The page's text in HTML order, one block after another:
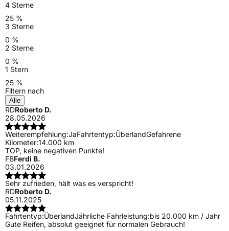
4 Sterne
25 %
3 Sterne
0 %
2 Sterne
0 %
1 Stern
25 %
Filtern nach
Alle
RDRoberto D.
28.05.2026
Weiterempfehlung:JaFahrtentyp:ÜberlandGefahrene
Kilometer:14.000 km
TOP, keine negativen Punkte!
FBFerdi B.
03.01.2026
Sehr zufrieden, hält was es verspricht!
RDRoberto D.
05.11.2025
Fahrtentyp:ÜberlandJährliche Fahrleistung:bis 20.000 km / Jahr
Gute Reifen, absolut geeignet für normalen Gebrauch!